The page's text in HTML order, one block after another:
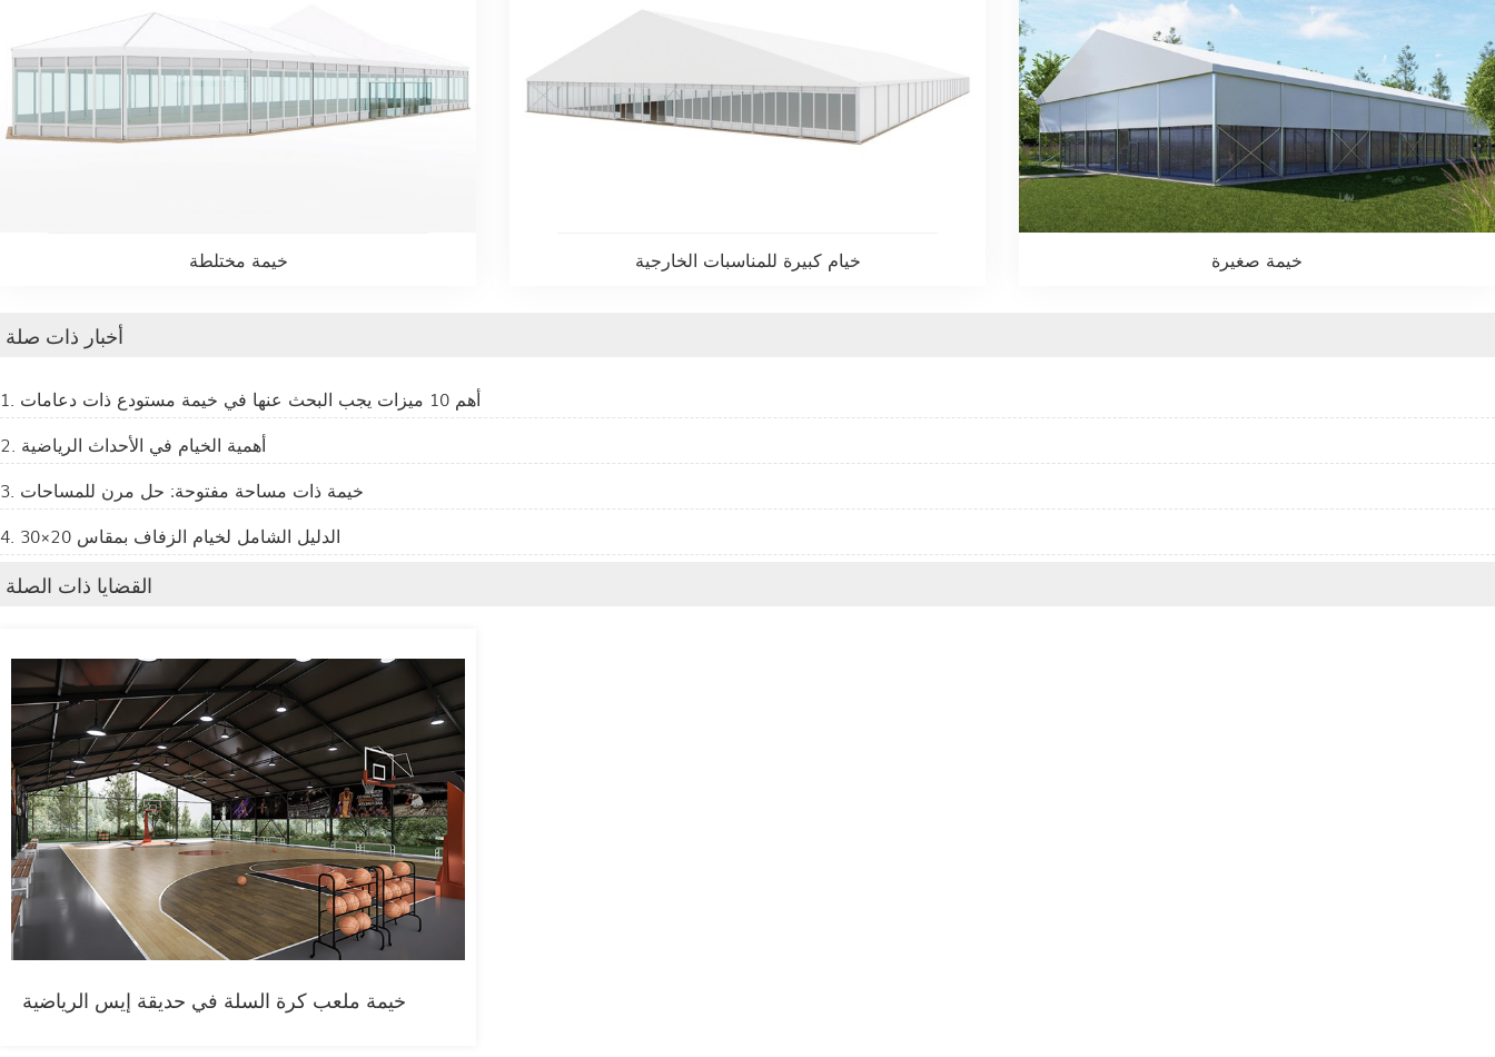
خيمة مختلطة خيام كبيرة للمناسبات الخارجية خيمة صغيرة
أخبار ذات صلة
1. أهم 10 ميزات يجب البحث عنها في خيمة مستودع ذات دعامات
2. أهمية الخيام في الأحداث الرياضية
3. خيمة ذات مساحة مفتوحة: حل مرن للمساحات
4. الدليل الشامل لخيام الزفاف بمقاس 20×30
القضايا ذات الصلة
خيمة ملعب كرة السلة في حديقة إيس الرياضية